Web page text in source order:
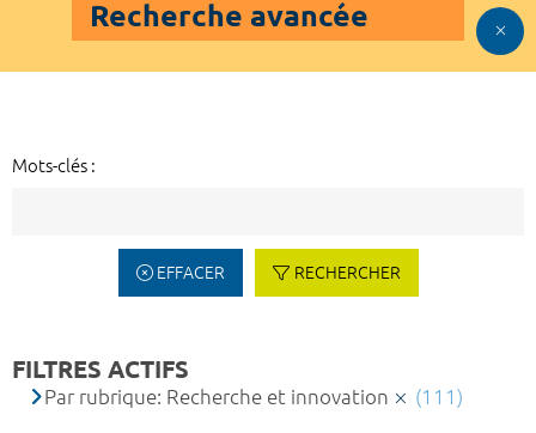
Recherche avancée
Mots-clés :
EFFACER RECHERCHER
FILTRES ACTIFS
Par rubrique: Recherche et innovation (111)